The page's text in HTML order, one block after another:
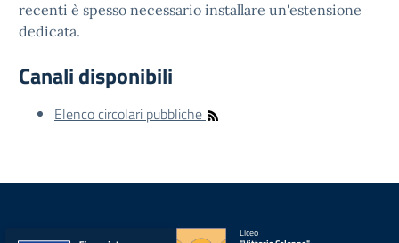
recenti è spesso necessario installare un'estensione
dedicata.
Canali disponibili
Elenco circolari pubbliche
Liceo